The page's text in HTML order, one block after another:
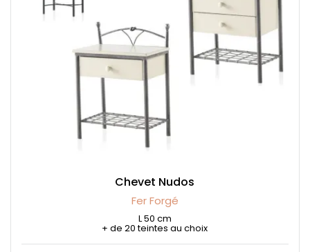
Chevet Nudos
Fer Forgé
L 50 cm
+ de 20 teintes au choix